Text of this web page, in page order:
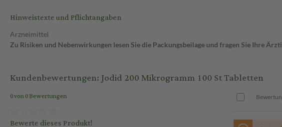
Hinweistexte und Pflichtangaben
Arzneimittel
Zu Risiken und Nebenwirkungen lesen Sie die Packungsbeilage und fragen Sie Ihre
Kundenbewertungen: Jodid 200 Mikrogramm 100 St Tabletten
0 von 0 Bewertungen
Bewerte dieses Produkt!